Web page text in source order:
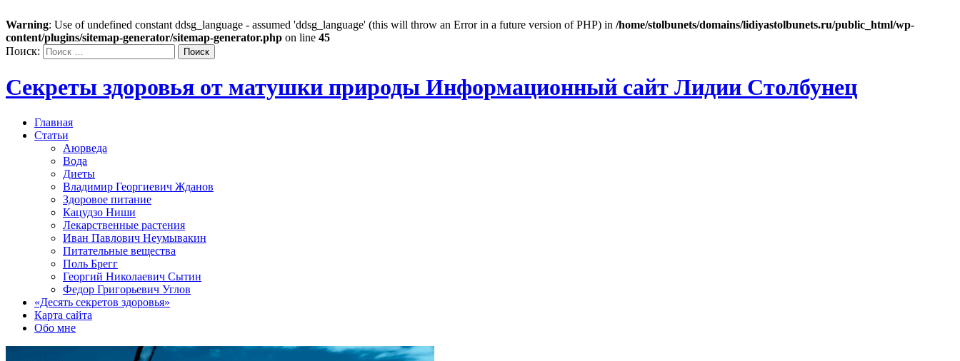
Warning: Use of undefined constant ddsg_language - assumed 'ddsg_language' (this will throw an Error in a future version of PHP) in /home/stolbunets/domains/lidiyastolbunets.ru/public_html/wp-
content/plugins/sitemap-generator/sitemap-generator.php on line 45
Поиск:
Секреты здоровья от матушки природы Информационный сайт Лидии Столбунец
Главная
Статьи
Аюрведа
Вода
Диеты
Владимир Георгиевич Жданов
Здоровое питание
Кацудзо Ниши
Лекарственные растения
Иван Павлович Неумывакин
Питательные вещества
Поль Брегг
Георгий Николаевич Сытин
Федор Григорьевич Углов
«Десять секретов здоровья»
Карта сайта
Обо мне